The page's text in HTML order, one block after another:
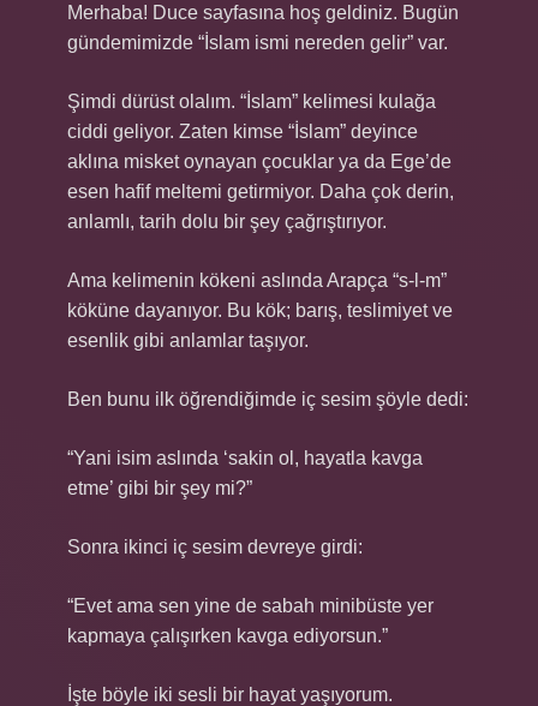
Merhaba! Duce sayfasına hoş geldiniz. Bugün
gündemimizde “İslam ismi nereden gelir” var.
Şimdi dürüst olalım. “İslam” kelimesi kulağa
ciddi geliyor. Zaten kimse “İslam” deyince
aklına misket oynayan çocuklar ya da Ege’de
esen hafif meltemi getirmiyor. Daha çok derin,
anlamlı, tarih dolu bir şey çağrıştırıyor.
Ama kelimenin kökeni aslında Arapça “s-l-m”
köküne dayanıyor. Bu kök; barış, teslimiyet ve
esenlik gibi anlamlar taşıyor.
Ben bunu ilk öğrendiğimde iç sesim şöyle dedi:
“Yani isim aslında ‘sakin ol, hayatla kavga
etme’ gibi bir şey mi?”
Sonra ikinci iç sesim devreye girdi:
“Evet ama sen yine de sabah minibüste yer
kapmaya çalışırken kavga ediyorsun.”
İşte böyle iki sesli bir hayat yaşıyorum.